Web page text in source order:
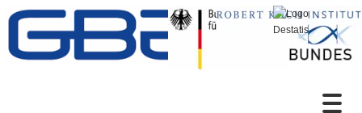
Zum Inhalt